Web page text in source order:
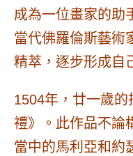
成為一位畫家的助
當代佛羅倫斯藝術
精萃，逐步形成自
1504年，廿一歲
禮》。此作品不論
當中的馬利亞和約